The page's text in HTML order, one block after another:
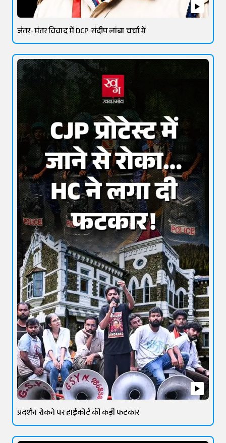
जंतर-मंतर विवाद में DCP संदीप लांबा चर्चा में
प्रदर्शन रोकने पर हाईकोर्ट की कड़ी फटकार